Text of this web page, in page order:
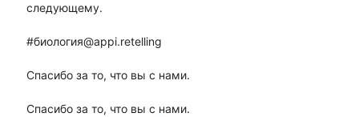
следующему.
#биология@appi.retelling
Спасибо за то, что вы с нами.
Спасибо за то, что вы с нами.